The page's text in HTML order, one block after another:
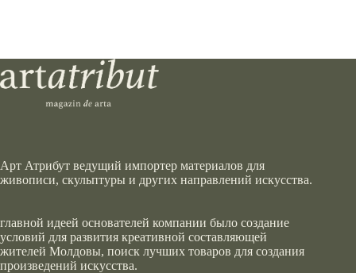
Арт Атрибут ведущий импортер материалов для
живописи, скульптуры и других направлений искусства.
главной идеей основателей компании было создание
условий для развития креативной составляющей
жителей Молдовы, поиск лучших товаров для создания
произведений искусства.